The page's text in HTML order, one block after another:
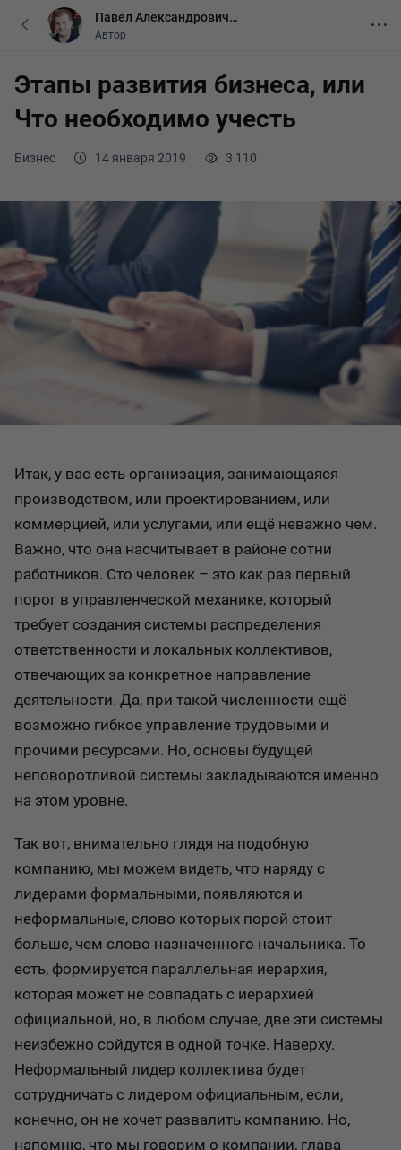
Бизнес 14 января 2019 3 110
Этапы развития бизнеса, или
Что необходимо учесть
​Итак, у вас есть организация, занимающаяся
производством, или проектированием, или
коммерцией, или услугами, или ещё неважно чем.
Важно, что она насчитывает в районе сотни
работников. Сто человек – это как раз первый
порог в управленческой механике, который
требует создания системы распределения
ответственности и локальных коллективов,
отвечающих за конкретное направление
деятельности. Да, при такой численности ещё
возможно гибкое управление трудовыми и
прочими ресурсами. Но, основы будущей
неповоротливой системы закладываются именно
на этом уровне.
Так вот, внимательно глядя на подобную
компанию, мы можем видеть, что наряду с
лидерами формальными, появляются и
неформальные, слово которых порой стоит
больше, чем слово назначенного начальника. То
есть, формируется параллельная иерархия,
которая может не совпадать с иерархией
официальной, но, в любом случае, две эти системы
неизбежно сойдутся в одной точке. Наверху.
Неформальный лидер коллектива будет
сотрудничать с лидером официальным, если,
конечно, он не хочет развалить компанию. Но,
напомню, что мы говорим о компании, глава
Павел Александрович
Бормотов
Автор